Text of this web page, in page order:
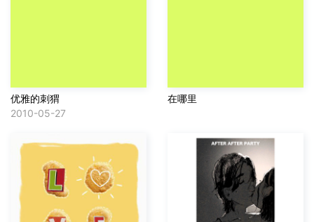
优雅的刺猬
2010-05-27
在哪里